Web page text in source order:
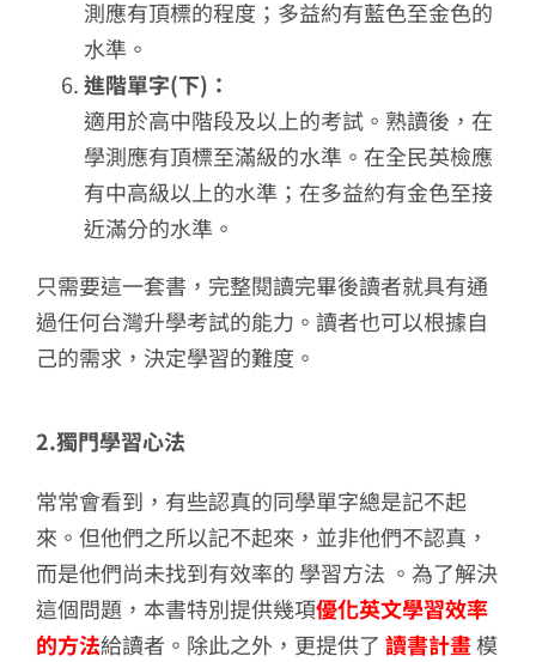
測應有頂標的程度；多益約有藍色至金色的
水準。
進階單字(下)：
適用於高中階段及以上的考試。熟讀後，在
學測應有頂標至滿級的水準。在全民英檢應
有中高級以上的水準；在多益約有金色至接
近滿分的水準。
只需要這一套書，完整閱讀完畢後讀者就具有通
過任何台灣升學考試的能力。讀者也可以根據自
己的需求，決定學習的難度。
2.獨門學習心法
常常會看到，有些認真的同學單字總是記不起
來。但他們之所以記不起來，並非他們不認真，
而是他們尚未找到有效率的 學習方法 。為了解決
這個問題，本書特別提供幾項優化英文學習效率
的方法給讀者。除此之外，更提供了 讀書計畫模